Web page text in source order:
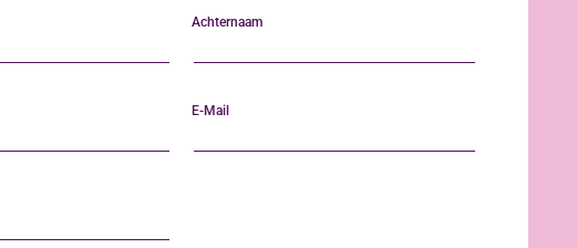
Achternaam
E-Mail